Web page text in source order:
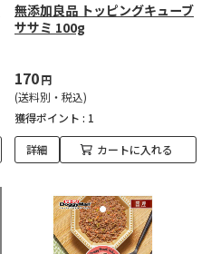
無添加良品 トッピングキューブ
ササミ 100g
170円
(送料別・税込)
獲得ポイント : 1
詳細 カートに入れる